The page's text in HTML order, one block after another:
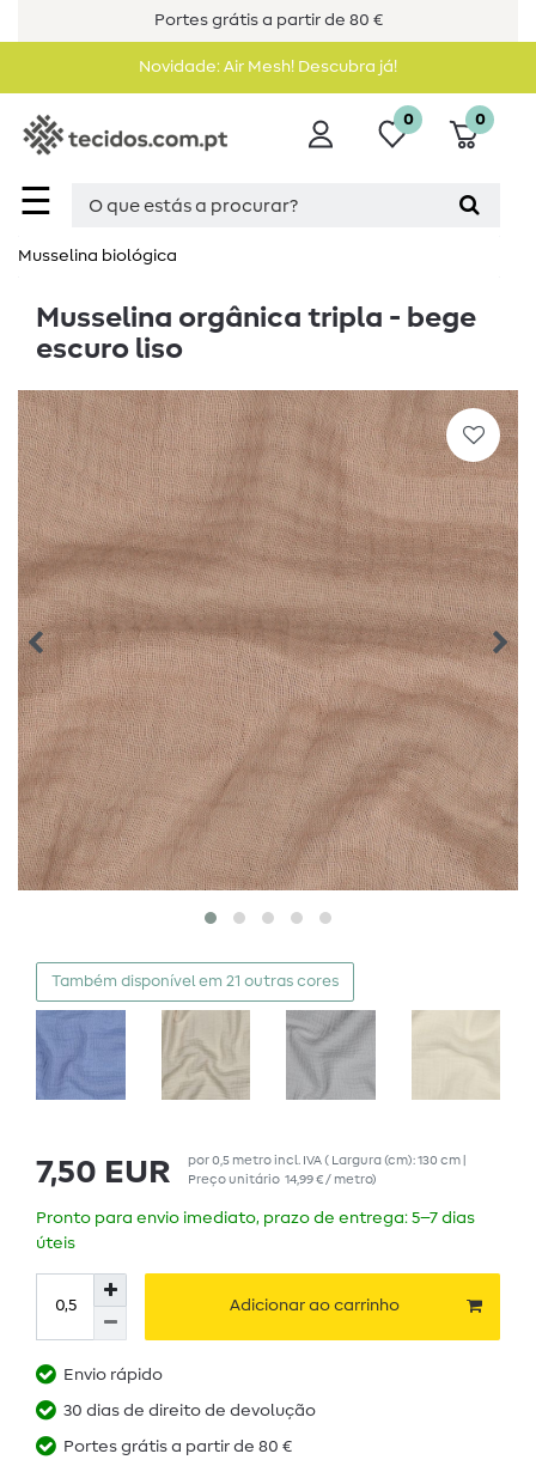
Portes grátis a partir de 80 €
Novidade: Air Mesh! Descubra já!
☰
0 0
Musselina biológica
Musselina orgânica tripla - bege
escuro liso
Também disponível em 21 outras cores
7,50 EUR por0,5 metroincl. IVA( Largura (cm): 130 cm |
Preço unitário 14,99 € / metro)
Pronto para envio imediato, prazo de entrega: 5–7 dias
úteis
Adicionar ao carrinho
Envio rápido
30 dias de direito de devolução
Portes grátis a partir de 80 €